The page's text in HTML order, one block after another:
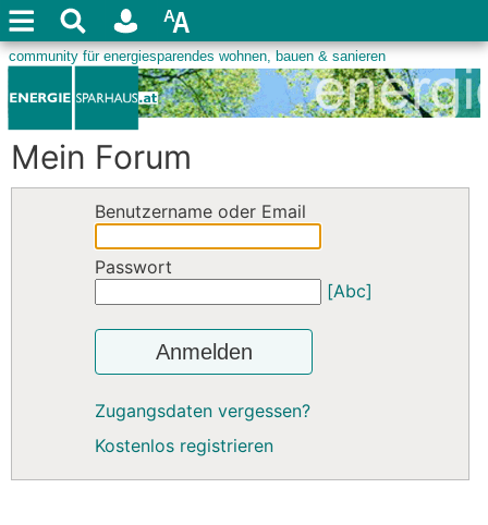
Mein Forum
Benutzername oder Email
Passwort
[Abc]
Anmelden
Zugangsdaten vergessen?
Kostenlos registrieren